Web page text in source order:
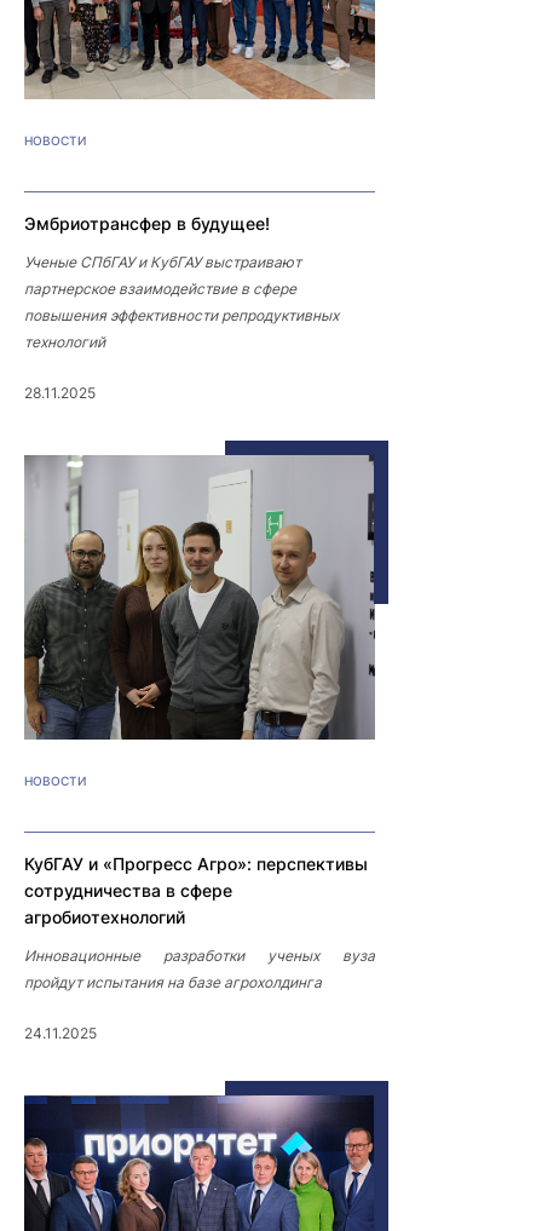
НОВОСТИ
Эмбриотрансфер в будущее!
Ученые СПбГАУ и КубГАУ выстраивают
партнерское взаимодействие в сфере
повышения эффективности репродуктивных
технологий
28.11.2025
НОВОСТИ
КубГАУ и «Прогресс Агро»: перспективы
сотрудничества в сфере
агробиотехнологий
Инновационные разработки ученых вуза
пройдут испытания на базе агрохолдинга
24.11.2025